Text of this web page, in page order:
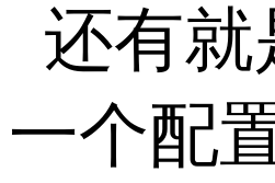
还有就
一个配